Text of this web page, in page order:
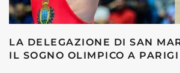
LA DELEGAZIONE DI SAN
IL SOGNO OLIMPICO A